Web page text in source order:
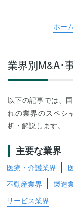
ホー
業界別M&A･
以下の記事では、
れの業界のスペシ
析・解説します。
主要な業界
医療・介護業界
不動産業界
製造
サービス業界